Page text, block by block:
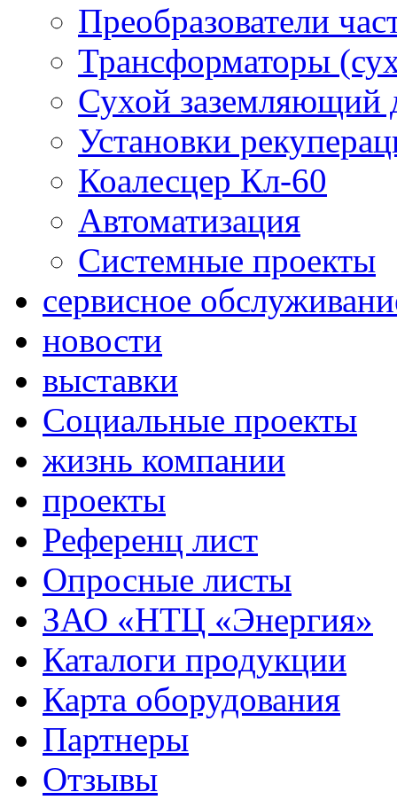
Преобразователи
Трансформаторы
Сухой заземляющий
Установки
Коалесцер Кл-60
Автоматизация
Системные проекты
сервисное
новости
выставки
Социальные проекты
жизнь компании
проекты
Референц лист
Опросные листы
ЗАО «НТЦ «Энергия»
Каталоги продукции
Карта оборудования
Партнеры
Отзывы